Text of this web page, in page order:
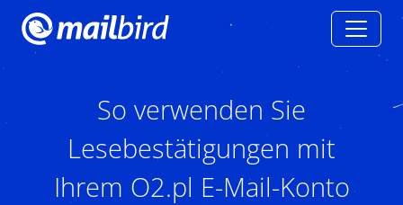
So verwenden Sie
Lesebestätigungen mit
Ihrem O2.pl E-Mail-Konto